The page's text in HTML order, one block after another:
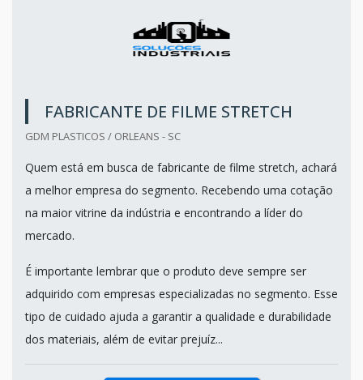
FABRICANTE DE FILME STRETCH
GDM PLASTICOS / ORLEANS - SC
Quem está em busca de fabricante de filme stretch, achará
a melhor empresa do segmento. Recebendo uma cotação
na maior vitrine da indústria e encontrando a líder do
mercado.
É importante lembrar que o produto deve sempre ser
adquirido com empresas especializadas no segmento. Esse
tipo de cuidado ajuda a garantir a qualidade e durabilidade
dos materiais, além de evitar prejuíz...